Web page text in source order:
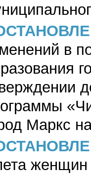
в
Маркс
женщин